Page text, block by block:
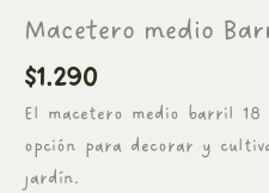
Macetero medio
$1.290
El macetero medio barril
opción para decorar y
jardín.